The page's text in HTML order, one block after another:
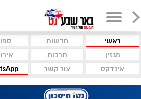
ראשי חדשות
מגזין
תרבות
אינדקס
צור קשר